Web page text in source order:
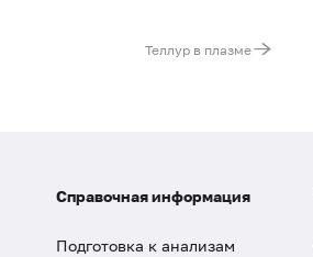
Теллур в плазме
Справочная информация
Подготовка к анализам